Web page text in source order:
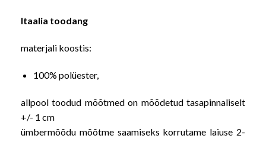
Itaalia toodang
materjali koostis:
100% polüester,
allpool toodud mõõtmed on mõõdetud tasapinnaliselt
+/- 1 cm
ümbermõõdu mõõtme saamiseks korrutame laiuse 2-